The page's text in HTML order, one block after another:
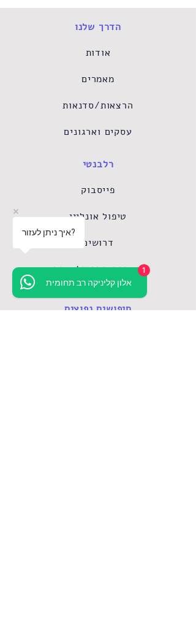
הדרך שלנו
אודות
מאמרים
הרצאות/סדנאות
עסקים וארגונים
רלבנטי
פייסבוק
טיפול אונליין
דרושים
השכרת חדר קליניקה
חיפושים נפוצים
איך ניתן לעזור?
אלון קליניקה רב תחומית
1